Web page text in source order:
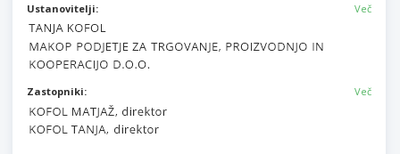
Ustanovitelji: Več
Zastopniki: Več